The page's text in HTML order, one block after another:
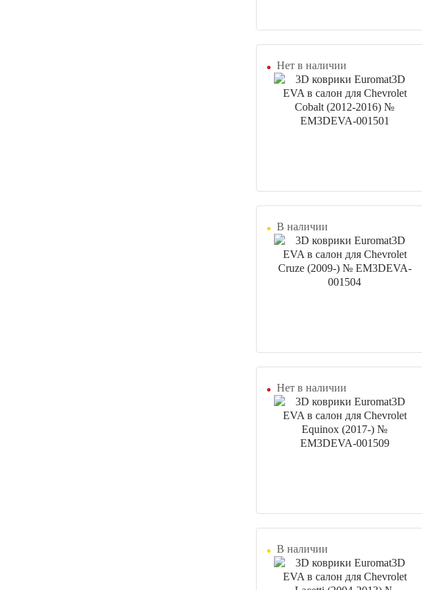
Нет в наличии
В наличии
Нет в наличии
В наличии